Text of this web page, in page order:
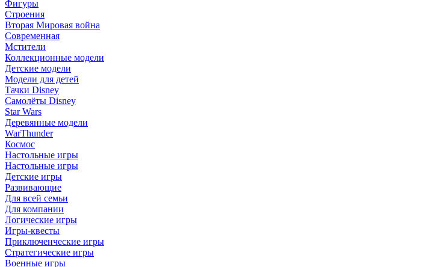
Фигуры
Строения
Вторая Мировая война
Современная
Мстители
Коллекционные модели
Детские модели
Модели для детей
Тачки Disney
Самолёты Disney
Star Wars
Деревянные модели
WarThunder
Космос
Настольные игры
Настольные игры
Детские игры
Развивающие
Для всей семьи
Для компании
Логические игры
Игры-квесты
Приключенческие игры
Стратегические игры
Военные игры